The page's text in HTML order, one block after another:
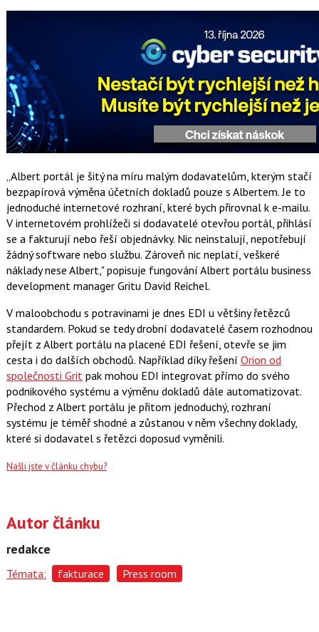
„Albert portál je šitý na míru malým dodavatelům, kterým stačí
bezpapírová výměna účetních dokladů pouze s Albertem. Je to
jednoduché internetové rozhraní, které bych přirovnal k e-mailu.
V internetovém prohlížeči si dodavatelé otevřou portál, přihlásí
se a fakturují nebo řeší objednávky. Nic neinstalují, nepotřebují
žádný software nebo službu. Zároveň nic neplatí, veškeré
náklady nese Albert," popisuje fungování Albert portálu business
development manager Gritu David Reichel.
V maloobchodu s potravinami je dnes EDI u většiny řetězců
standardem. Pokud se tedy drobní dodavatelé časem rozhodnou
přejít z Albert portálu na placené EDI řešení, otevře se jim
cesta i do dalších obchodů. Například díky řešení Orion od
společnosti Gritpak mohou EDI integrovat přímo do svého
podnikového systému a výměnu dokladů dále automatizovat.
Přechod z Albert portálu je přitom jednoduchý, rozhraní
systému je téměř shodné a zůstanou v něm všechny doklady,
které si dodavatel s řetězci doposud vyměnili.
Našli jste v článku chybu?
Autor článku
redakce
Témata: fakturace Press room